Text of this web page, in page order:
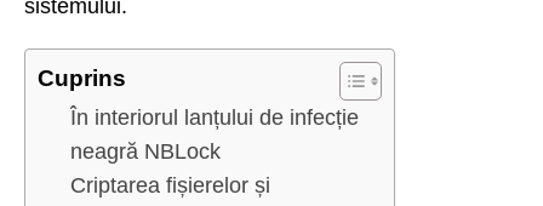
sistemului.
Cuprins
În interiorul lanțului de infecție
neagră NBLock
Criptarea fișierelor și